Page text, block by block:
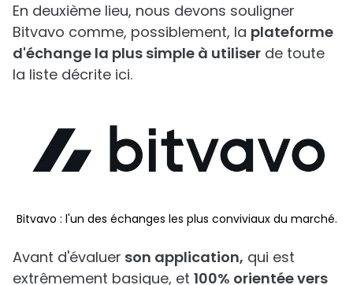
En deuxième lieu, nous devons souligner
Bitvavo comme, possiblement, la plateforme
d'échange la plus simple à utiliser de toute
la liste décrite ici.
Bitvavo : l'un des échanges les plus conviviaux du marché.
Avant d'évaluer son application, qui est
extrêmement basique, et 100% orientée vers